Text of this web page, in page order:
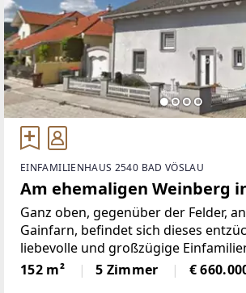
EINFAMILIENHAUS 2540 BAD VÖSLAU
Am ehemaligen Weinberg
Ganz oben, gegenüber der Felder,
Gainfarn, befindet sich dieses
liebevolle und großzügige
Vöslau. Auf einer Gesamtnutzfläche
mit 5 Zimmer, einem Wohnkeller,
152 m² 5 Zimmer €